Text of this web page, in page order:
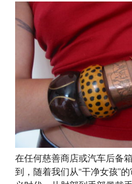
在任何慈善商店或汽车后备
到，随着我们从“干净女孩”